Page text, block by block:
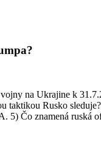
na Ukrajine k
taktikou Rusko
5) Čo znamená ruská